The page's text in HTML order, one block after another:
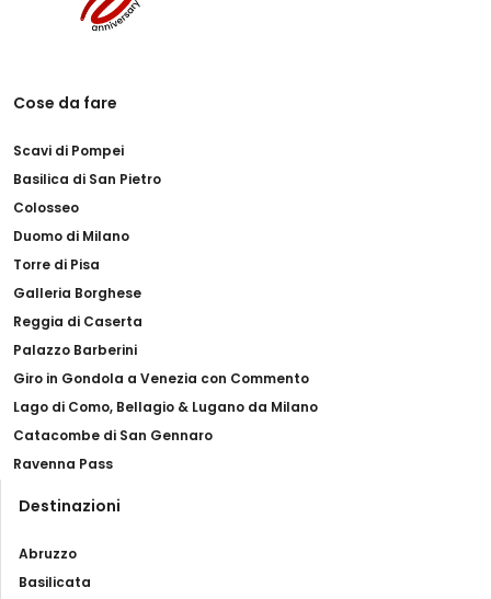
Cose da fare
Scavi di Pompei
Basilica di San Pietro
Colosseo
Duomo di Milano
Torre di Pisa
Galleria Borghese
Reggia di Caserta
Palazzo Barberini
Giro in Gondola a Venezia con Commento
Lago di Como, Bellagio & Lugano da Milano
Catacombe di San Gennaro
Ravenna Pass
Destinazioni
Abruzzo
Basilicata